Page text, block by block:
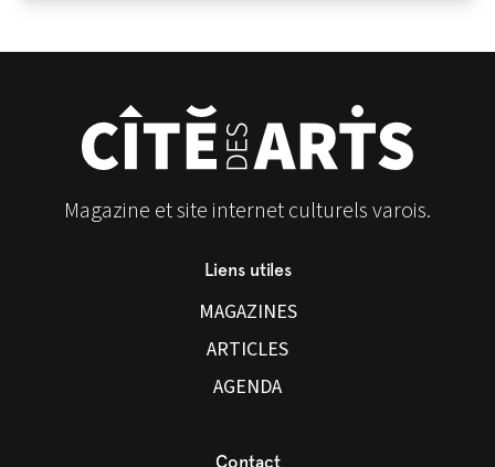
Magazine et site internet culturels varois.
Liens utiles
MAGAZINES
ARTICLES
AGENDA
Contact